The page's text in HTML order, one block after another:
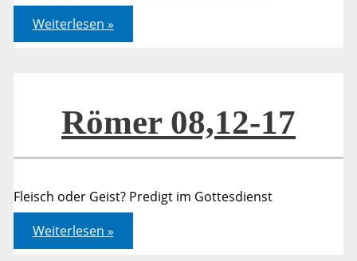
Johannes
08,21-
30
Weiterlesen »
Römer 08,12-17
Fleisch oder Geist? Predigt im Gottesdienst
Römer
08,12-
17
Weiterlesen »